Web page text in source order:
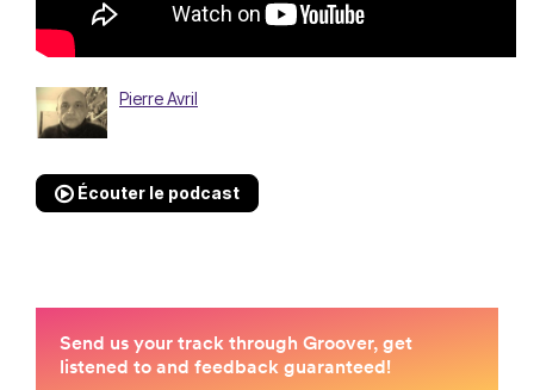
Pierre Avril
Écouter le podcast